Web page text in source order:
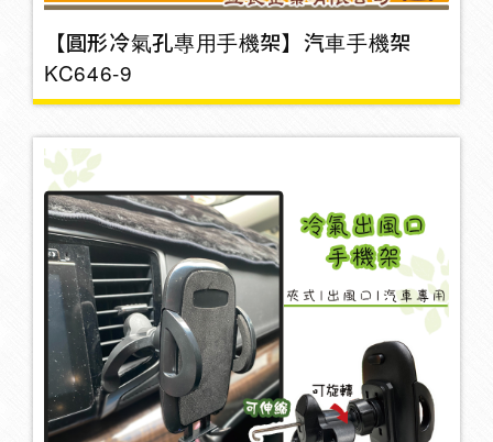
【圓形冷氣孔專用手機架】汽車手機架
KC646-9
掛勾
3M雙面膠
保養劑/補胎劑 2
反光片/貼紙26